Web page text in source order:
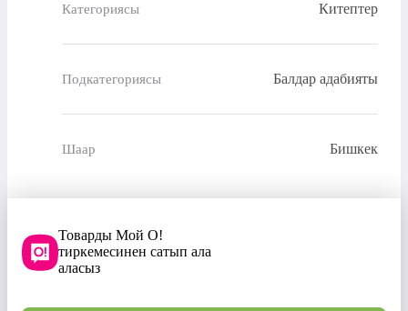
Категориясы Китептер
Подкатегориясы Балдар адабияты
Шаар Бишкек
Товарды Мой О!
тиркемесинен сатып ала
аласыз